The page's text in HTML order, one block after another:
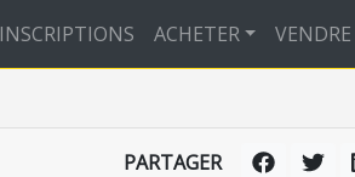
INSCRIPTIONS ACHETER VENDRE
PARTAGER